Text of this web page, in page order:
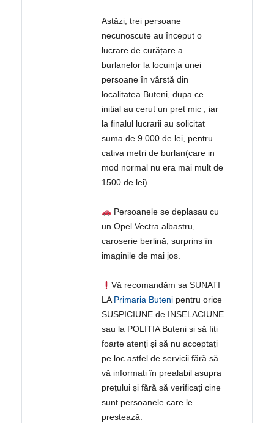
Astăzi, trei persoane
necunoscute au început o
lucrare de curățare a
burlanelor la locuința unei
persoane în vârstă din
localitatea Buteni, dupa ce
initial au cerut un pret mic , iar
la finalul lucrarii au solicitat
suma de 9.000 de lei, pentru
cativa metri de burlan(care in
mod normal nu era mai mult de
1500 de lei) .
Persoanele se deplasau cu
un Opel Vectra albastru,
caroserie berlină, surprins în
imaginile de mai jos.
Vă recomandăm sa SUNATI
LA Primaria Buteni pentru orice
SUSPICIUNE de INSELACIUNE
sau la POLITIA Buteni si să fiți
foarte atenți și să nu acceptați
pe loc astfel de servicii fără să
vă informați în prealabil asupra
prețului și fără să verificați cine
sunt persoanele care le
prestează.